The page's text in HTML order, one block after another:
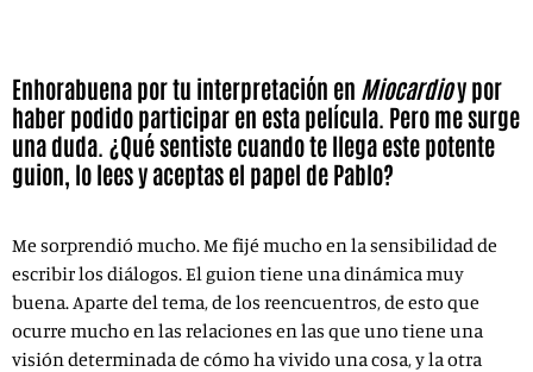
Enhorabuena por tu interpretación en Miocardioy por
haber podido participar en esta película. Pero me surge
una duda. ¿Qué sentiste cuando te llega este potente
guion, lo lees y aceptas el papel de Pablo?
Me sorprendió mucho. Me fijé mucho en la sensibilidad de
escribir los diálogos. El guion tiene una dinámica muy
buena. Aparte del tema, de los reencuentros, de esto que
ocurre mucho en las relaciones en las que uno tiene una
visión determinada de cómo ha vivido una cosa, y la otra